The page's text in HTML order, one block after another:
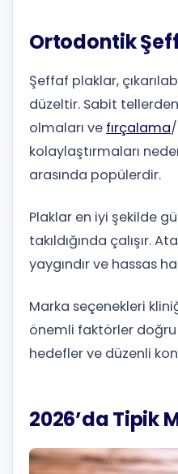
Ortodontik
Şeffaf plaklar,
düzeltir. Sabit
olmaları ve fırçalama
kolaylaştırmaları
arasında popülerdir.
Plaklar en iyi şekilde
takıldığında çalışır.
yaygındır ve hassas
Marka seçenekleri
önemli faktörler
hedefler ve düzenli
2026’da Tipik